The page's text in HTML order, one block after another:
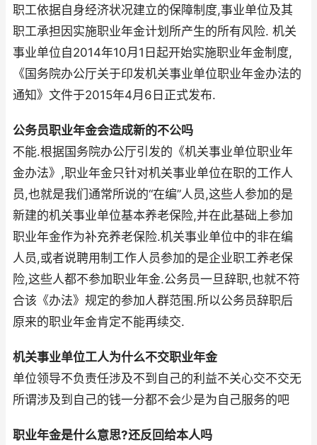
职工依据自身经济状况建立的保障制度,事业单位及其
职工承担因实施职业年金计划所产生的所有风险. 机关
事业单位自2014年10月1日起开始实施职业年金制度,
《国务院办公厅关于印发机关事业单位职业年金办法的
通知》文件于2015年4月6日正式发布.
公务员职业年金会造成新的不公吗
不能.根据国务院办公厅引发的《机关事业单位职业年
金办法》,职业年金只针对机关事业单位在职的工作人
员,也就是我们通常所说的“在编”人员,这些人参加的是
新建的机关事业单位基本养老保险,并在此基础上参加
职业年金作为补充养老保险.机关事业单位中的非在编
人员,或者说聘用制工作人员参加的是企业职工养老保
险,这些人都不参加职业年金.公务员一旦辞职,也就不符
合该《办法》规定的参加人群范围.所以公务员辞职后
原来的职业年金肯定不能再续交.
机关事业单位工人为什么不交职业年金
单位领导不负责任涉及不到自己的利益不关心交不交无
所谓涉及到自己的钱一分都不会少是为自己服务的吧
职业年金是什么意思?还反回给本人吗